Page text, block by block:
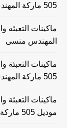
505 ماركة المهندس منسى
المهندس منسى
ماكينات التعبئة
505 ماركة المهندس منسى
ماكينات التعبئة
موديل 505 ماركة المهندس منسى